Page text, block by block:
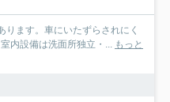
ます。車にいたずらされにく
内設備は洗面所独立・... もっと